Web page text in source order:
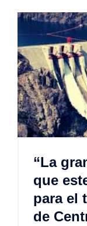
“La
que
para el
de